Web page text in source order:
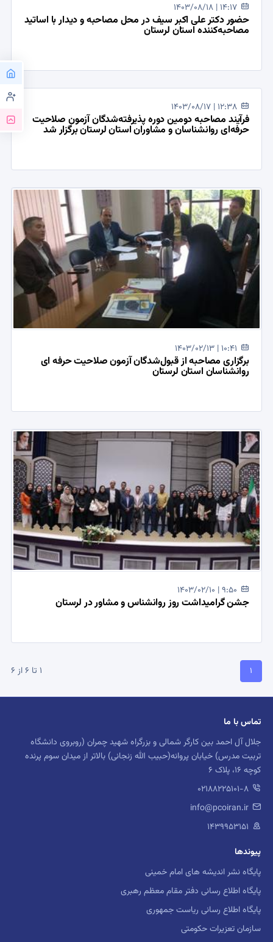
1403/08/18 | 14:17
حضور دکتر علی اکبر سیف در محل مصاحبه و دیدار با اساتید
مصاحبه‌کننده استان لرستان
1403/08/17 | 12:38
فرآیند مصاحبه دومین دوره پذیرفته‌شدگان آزمون صلاحیت
حرفه‌ای روانشناسان و مشاوران استان لرستان برگزار شد
1403/02/13 | 10:41
برگزاری مصاحبه از قبول‌شدگان آزمون صلاحیت حرفه ای
روانشناسان استان لرستان
1403/02/10 | 9:50
جشن گرامیداشت روز روانشناس و مشاور در لرستان
1(current) 1 تا 6 از 6
تماس با ما
جلال آل احمد بین کارگر شمالی و بزرگراه شهید چمران (روبروی دانشگاه
تربیت مدرس) خیابان پروانه(حبیب الله زنجانی) بالاتر از میدان سوم پرنده
کوچه 16، پلاک 6
02188225101-8
info@pcoiran.ir
۱۴۳۹۹۵۳۱۵۱
پیوندها
پایگاه نشر اندیشه های امام خمینی
پایگاه اطلاع رسانی دفتر مقام معظم رهبری
پایگاه اطلاع رسانی ریاست جمهوری
سازمان تعزیرات حکومتی